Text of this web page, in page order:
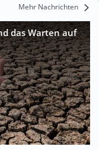
Mehr Nachrichten
das Warten auf